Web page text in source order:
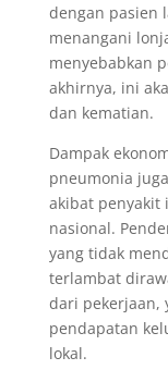
dengan pasien
menangani
menyebabkan
akhirnya, ini
dan kematian.
Dampak
pneumonia
akibat penyakit
nasional.
yang tidak
terlambat
dari pekerjaan,
pendapatan
lokal.